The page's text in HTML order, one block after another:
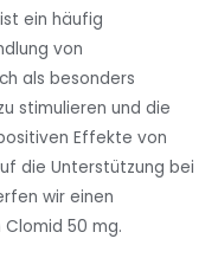
ein häufig
von
als besonders
stimulieren und die
Effekte von
die Unterstützung bei
wir einen
50 mg.